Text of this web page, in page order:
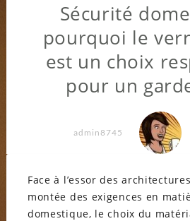
Sécurité
pourquoi le
est un choix
pour un
admin8745
Face à l’essor des
montée des exigences en
domestique, le choix du